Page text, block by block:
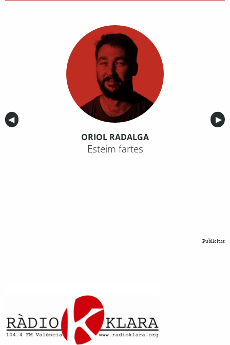
Anterior
◀︎ ▶︎
ORIOL RADALGA
Esteim fartes
Publicitat